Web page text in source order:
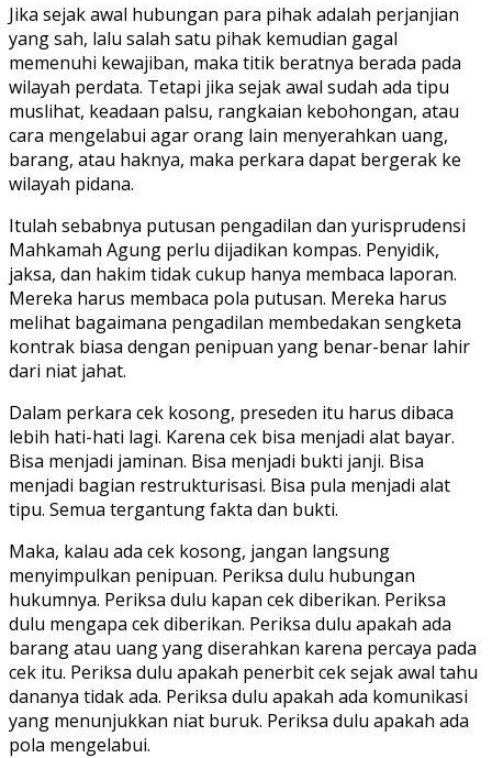
Jika sejak awal hubungan para pihak adalah perjanjian
yang sah, lalu salah satu pihak kemudian gagal
memenuhi kewajiban, maka titik beratnya berada pada
wilayah perdata. Tetapi jika sejak awal sudah ada tipu
muslihat, keadaan palsu, rangkaian kebohongan, atau
cara mengelabui agar orang lain menyerahkan uang,
barang, atau haknya, maka perkara dapat bergerak ke
wilayah pidana.
Itulah sebabnya putusan pengadilan dan yurisprudensi
Mahkamah Agung perlu dijadikan kompas. Penyidik,
jaksa, dan hakim tidak cukup hanya membaca laporan.
Mereka harus membaca pola putusan. Mereka harus
melihat bagaimana pengadilan membedakan sengketa
kontrak biasa dengan penipuan yang benar-benar lahir
dari niat jahat.
Dalam perkara cek kosong, preseden itu harus dibaca
lebih hati-hati lagi. Karena cek bisa menjadi alat bayar.
Bisa menjadi jaminan. Bisa menjadi bukti janji. Bisa
menjadi bagian restrukturisasi. Bisa pula menjadi alat
tipu. Semua tergantung fakta dan bukti.
Maka, kalau ada cek kosong, jangan langsung
menyimpulkan penipuan. Periksa dulu hubungan
hukumnya. Periksa dulu kapan cek diberikan. Periksa
dulu mengapa cek diberikan. Periksa dulu apakah ada
barang atau uang yang diserahkan karena percaya pada
cek itu. Periksa dulu apakah penerbit cek sejak awal tahu
dananya tidak ada. Periksa dulu apakah ada komunikasi
yang menunjukkan niat buruk. Periksa dulu apakah ada
pola mengelabui.